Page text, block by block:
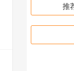
推